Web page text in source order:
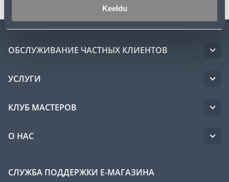
Keeldu
ОБСЛУЖИВАНИЕ ЧАСТНЫХ КЛИЕНТОВ
УСЛУГИ
КЛУБ МАСТЕРОВ
О НАС
СЛУЖБА ПОДДЕРЖКИ Е-МАГАЗИНА